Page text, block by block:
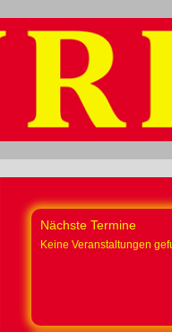
Nächste Termine
Keine Veranstaltungen